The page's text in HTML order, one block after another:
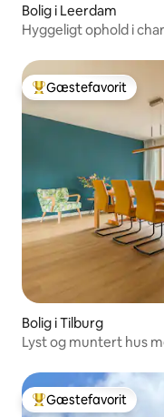
Bolig i Leerdam
Hyggeligt ophold i
Bedste gæstefavorit
Gæstefavorit
Bolig i Tilburg
Lyst og muntert hus
Bedste gæstefavorit
Gæstefavorit